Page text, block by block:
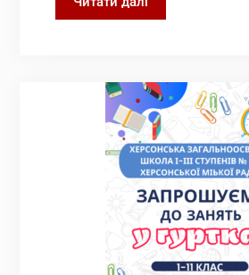
про
тест
у
2024
р.